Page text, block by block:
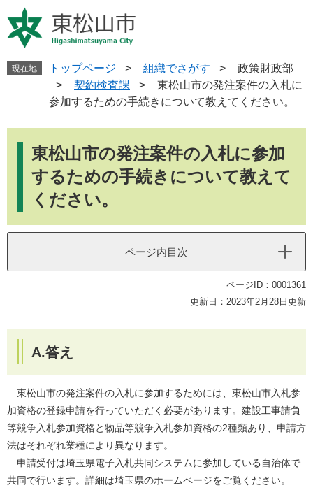
ー
ジ
ニ
ュ
現在地 トップページ > 組織でさがす >
政策財政部
>
契約検査課 >
東松山市の発注案件の入札に
参加するための手続きについて教えてください。
東松山市の発注案件の入札に参加
するための手続きについて教えて
ください。
ページ内目次
ページID：0001361
更新日：2023年2月28日更新
A.答え
東松山市の発注案件の入札に参加するためには、東松山市入札参
加資格の登録申請を行っていただく必要があります。建設工事請負
等競争入札参加資格と物品等競争入札参加資格の2種類あり、申請方
法はそれぞれ業種により異なります。
申請受付は埼玉県電子入札共同システムに参加している自治体で
共同で行います。詳細は埼玉県のホームページをご覧ください。